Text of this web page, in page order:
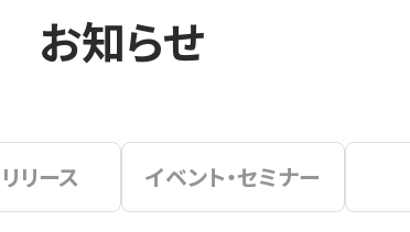
お知らせ
リース イベント・セミナー